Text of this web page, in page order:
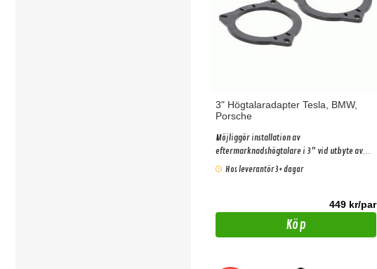
3" Högtalaradapter Tesla, BMW,
Porsche
Möjliggör installation av
eftermarknadshögtalare i 3" vid utbyte av
original högtalare.
Hos leverantör 3+ dagar
449 kr/par
Köp